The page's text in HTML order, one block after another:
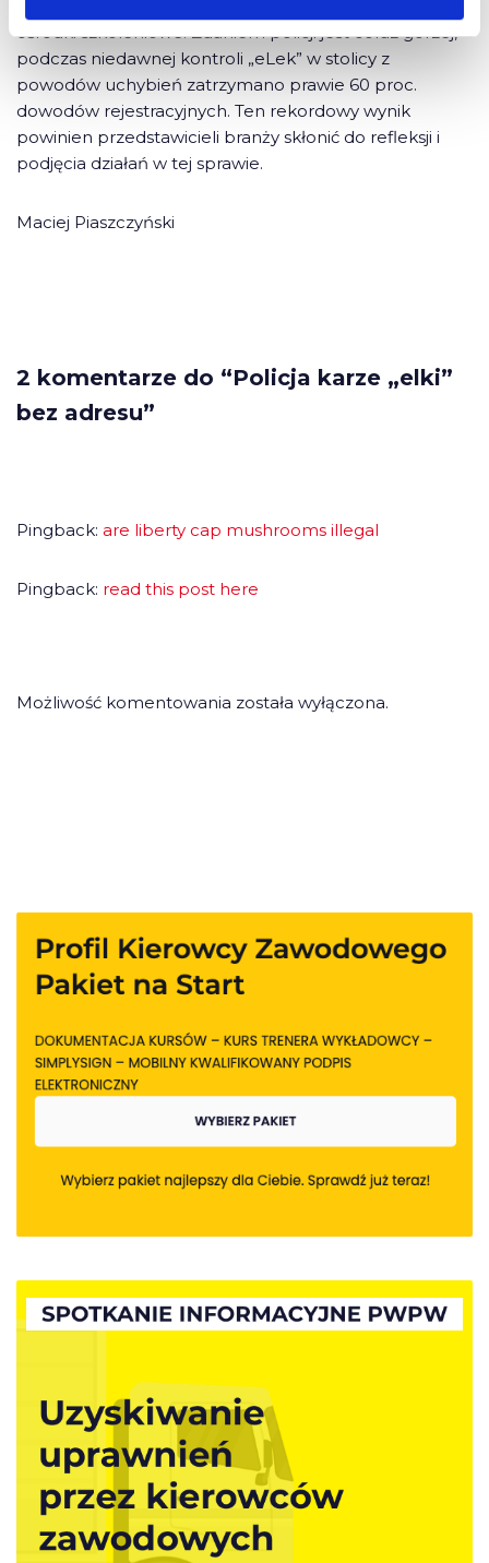
ośrodki szkoleniowe. Zdaniem policji jest coraz gorzej,
podczas niedawnej kontroli „eLek” w stolicy z
powodów uchybień zatrzymano prawie 60 proc.
dowodów rejestracyjnych. Ten rekordowy wynik
powinien przedstawicieli branży skłonić do refleksji i
podjęcia działań w tej sprawie.
Maciej Piaszczyński
2 komentarze do “Policja karze „elki”
bez adresu”
Pingback: are liberty cap mushrooms illegal
Pingback: read this post here
Możliwość komentowania została wyłączona.